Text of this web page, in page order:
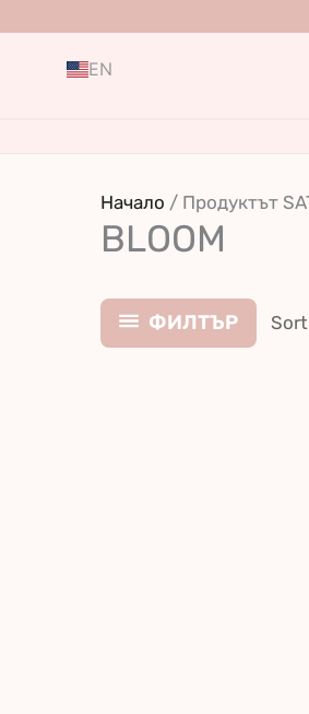
content
EN
Начало / Продуктът
BLOOM
ФИЛТЪР